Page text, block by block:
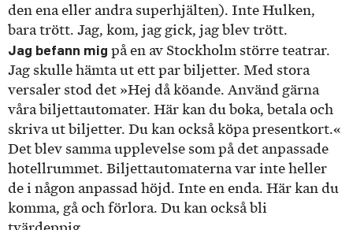
den ena eller andra superhjälten). Inte Hulken,
bara trött. Jag, kom, jag gick, jag blev trött.
Jag befann mig på en av Stockholm större teatrar.
Jag skulle hämta ut ett par biljetter. Med stora
versaler stod det »Hej då köande. Använd gärna
våra biljettautomater. Här kan du boka, betala och
skriva ut biljetter. Du kan också köpa presentkort.«
Det blev samma upplevelse som på det anpassade
hotellrummet. Biljettautomaterna var inte heller
de i någon anpassad höjd. Inte en enda. Här kan du
komma, gå och förlora. Du kan också bli